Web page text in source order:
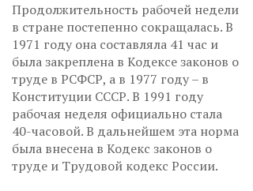
Продолжительность рабочей недели
в стране постепенно сокращалась. В
1971 году она составляла 41 час и
была закреплена в Кодексе законов о
труде в РСФСР, а в 1977 году – в
Конституции СССР. В 1991 году
рабочая неделя официально стала
40-часовой. В дальнейшем эта норма
была внесена в Кодекс законов о
труде и Трудовой кодекс России.